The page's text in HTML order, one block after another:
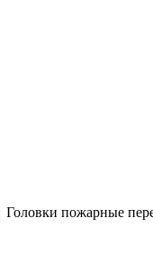
Головки пожарные